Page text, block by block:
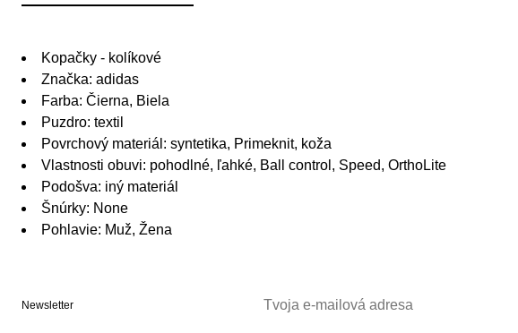
Kopačky - kolíkové
Značka: adidas
Farba: Čierna, Biela
Puzdro: textil
Povrchový materiál: syntetika, Primeknit, koža
Vlastnosti obuvi: pohodlné, ľahké, Ball control, Speed, OrthoLite
Podošva: iný materiál
Šnúrky: None
Pohlavie: Muž, Žena
Newsletter